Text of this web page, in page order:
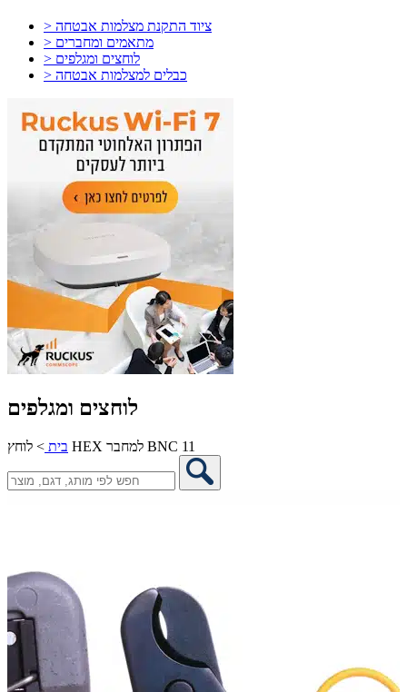
> ציוד התקנת מצלמות אבטחה
> מתאמים ומחברים
> לוחצים ומגלפים
> כבלים למצלמות אבטחה
לוחצים ומגלפים
בית > לוחץ HEX למחבר BNC 11